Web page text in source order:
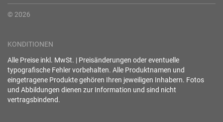
© 2026
KONDITIONEN
Alle Preise inkl. MwSt. | Preisänderungen oder eventuelle
typografische Fehler vorbehalten. Alle Produktnamen und
eingetragene Produkte gehören Ihren jeweiligen Inhabern. Fotos
und Abbildungen dienen zur Information und sind nicht
vertragsbindend.